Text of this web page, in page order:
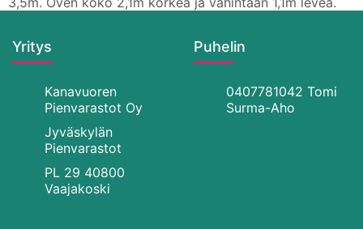
Yritys
Kanavuoren
Pienvarastot Oy
Jyväskylän
Pienvarastot
PL 29 40800
Vaajakoski
Puhelin
0407781042 Tomi
Surma-Aho